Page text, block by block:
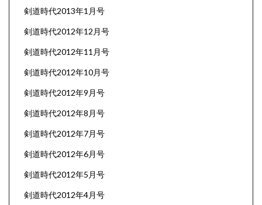
剣道時代2013年1月号
剣道時代2012年12月号
剣道時代2012年11月号
剣道時代2012年10月号
剣道時代2012年9月号
剣道時代2012年8月号
剣道時代2012年7月号
剣道時代2012年6月号
剣道時代2012年5月号
剣道時代2012年4月号